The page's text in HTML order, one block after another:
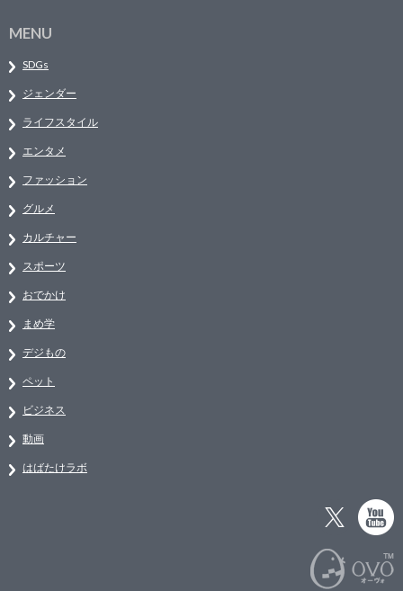
MENU
SDGs
ジェンダー
ライフスタイル
エンタメ
ファッション
グルメ
カルチャー
スポーツ
おでかけ
まめ学
デジもの
ペット
ビジネス
動画
はばたけラボ